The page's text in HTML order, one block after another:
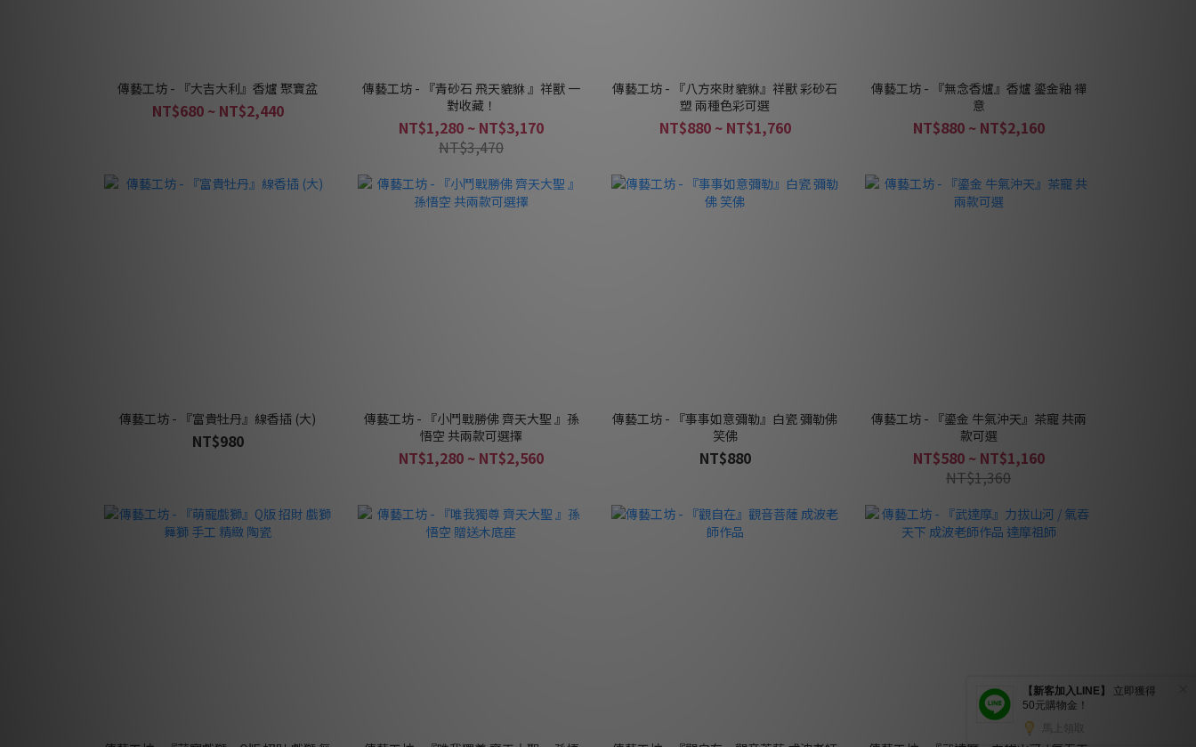
傳藝工坊 - 『大吉大利』香爐 聚寶盆
NT$680 ~ NT$2,440
傳藝工坊 - 『青砂石 飛天貔貅 』祥獸 一
對收藏！
NT$1,280 ~ NT$3,170
NT$3,470
傳藝工坊 - 『八方來財貔貅』祥獸 彩砂石
塑 兩種色彩可選
NT$880 ~ NT$1,760
傳藝工坊 - 『無念香爐』香爐 鎏金釉 禪
意
NT$880 ~ NT$2,160
傳藝工坊 - 『富貴牡丹』線香插 (大)
NT$980
傳藝工坊 - 『小鬥戰勝佛 齊天大聖 』孫
悟空 共兩款可選擇
NT$1,280 ~ NT$2,560
傳藝工坊 - 『事事如意彌勒』白瓷 彌勒佛
笑佛
NT$880
傳藝工坊 - 『鎏金 牛氣沖天』茶寵 共兩
款可選
NT$580 ~ NT$1,160
NT$1,360